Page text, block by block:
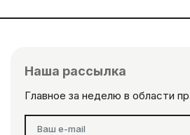
Наша рассылка
Главное за неделю в области